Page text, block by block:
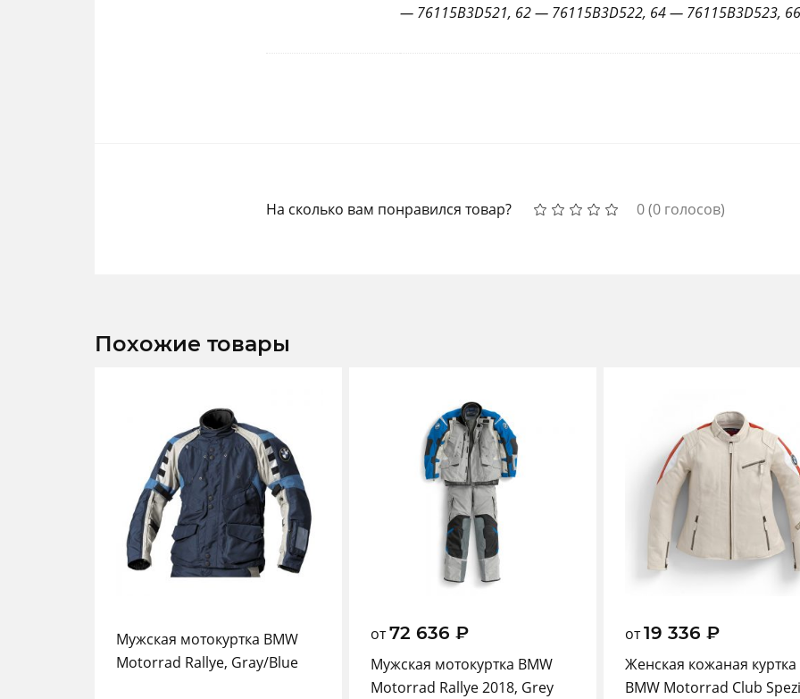
— 76115B3D521, 62 — 76115B3D522, 64 — 76115B3D523,
На сколько вам понравился товар? 0(0 голосов)
Похожие товары
Мужская мотокуртка BMW
Motorrad Rallye, Gray/Blue
от72 636 ₽
Мужская мотокуртка BMW
Motorrad Rallye 2018, Grey
от19 336 ₽
Женская кожаная куртка
BMW Motorrad Club